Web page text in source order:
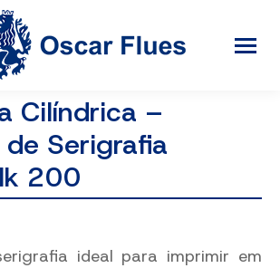
Cilíndrica –
Serigrafia
200
ideal para imprimir em